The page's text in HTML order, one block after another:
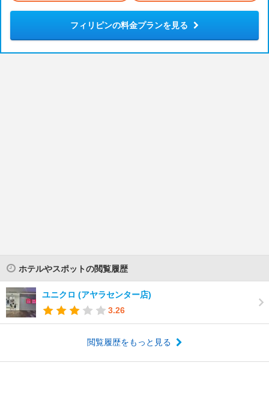
フィリピンの料金プランを見る
ホテルやスポットの閲覧履歴
ユニクロ (アヤラセンター店)
3.26
閲覧履歴をもっと見る